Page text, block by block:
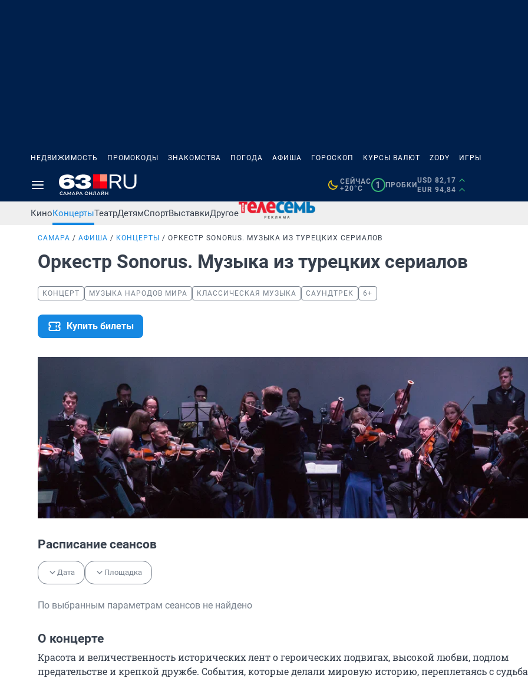
НЕДВИЖИМОСТЬ ПРОМОКОДЫ ЗНАКОМСТВА ПОГОДА АФИША ГОРОСКОП КУРСЫ ВАЛЮТ ZODY ИГРЫ
СЕЙЧАС
+20°C
1 ПРОБКИ
USD 82,17
EUR 94,84
КиноКонцертыТеатрДетямСпортВыставкиДругое
САМАРА АФИША КОНЦЕРТЫ ОРКЕСТР SONORUS. МУЗЫКА ИЗ ТУРЕЦКИХ СЕРИАЛОВ
Оркестр Sonorus. Музыка из турецких сериалов
КОНЦЕРТ МУЗЫКА НАРОДОВ МИРА КЛАССИЧЕСКАЯ МУЗЫКА САУНДТРЕК 6+
Купить билеты
Расписание сеансов
Дата Площадка
По выбранным параметрам сеансов не найдено
О концерте
Красота и величественность исторических лент о героических подвигах, высокой любви, подлом
предательстве и крепкой дружбе. События, которые делали мировую историю, переплетаясь с